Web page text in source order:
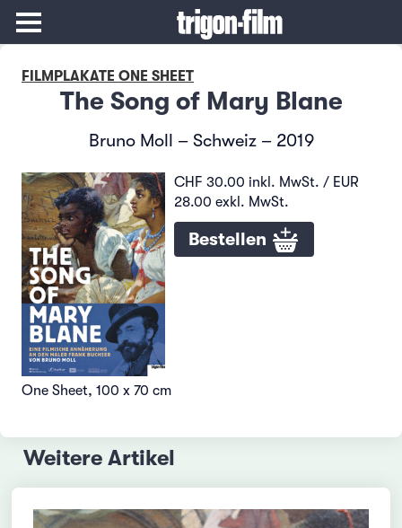
FILMPLAKATE ONE SHEET
The Song of Mary Blane
Bruno Moll – Schweiz – 2019
CHF 30.00 inkl. MwSt. / EUR
28.00 exkl. MwSt.
Bestellen
One Sheet, 100 x 70 cm
Weitere Artikel